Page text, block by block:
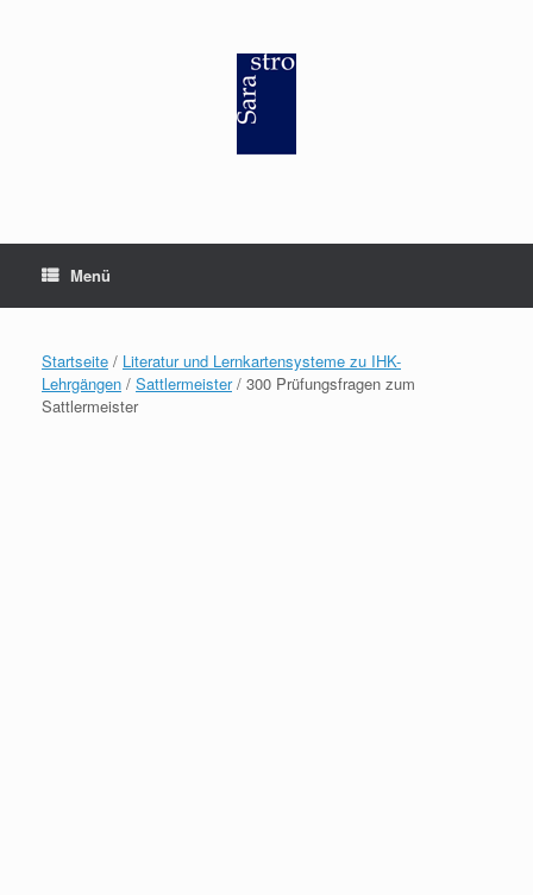
Menü
Startseite / Literatur und Lernkartensysteme zu IHK-
Lehrgängen / Sattlermeister/ 300 Prüfungsfragen zum
Sattlermeister